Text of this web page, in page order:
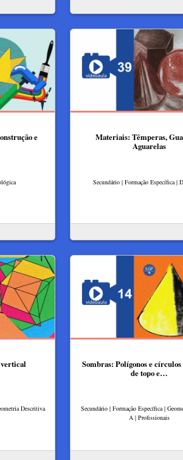
e
Materiais: Têmperas,
Aguarelas
Secundário | Formação Específica |
Descritiva
Sombras: Polígonos e
de topo e…
Secundário | Formação Específica |
A | Profissionais